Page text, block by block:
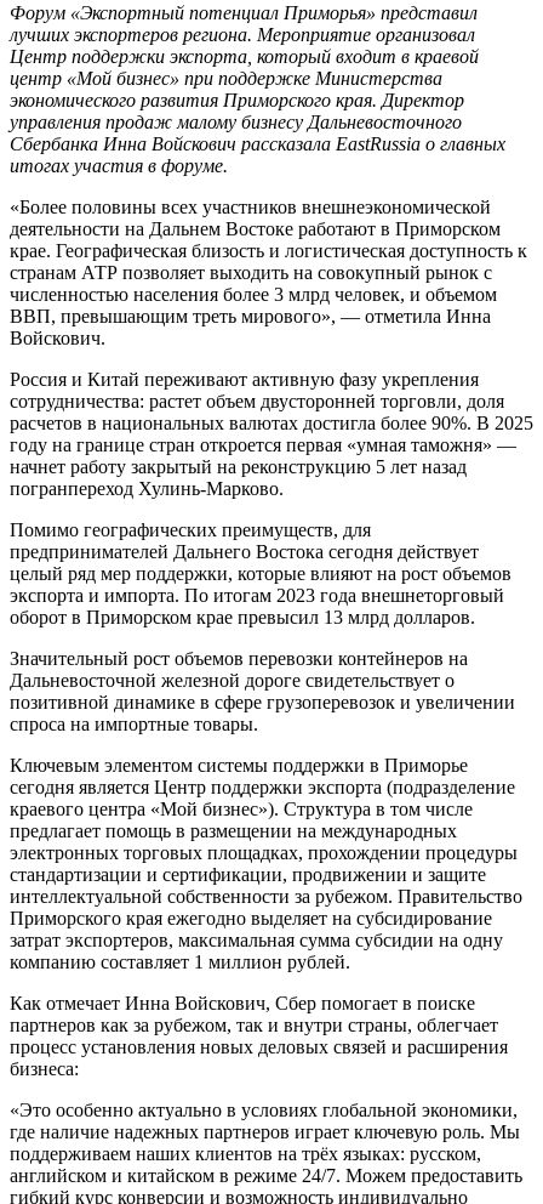
Форум «Экспортный потенциал Приморья» представил
лучших экспортеров региона. Мероприятие организовал
Центр поддержки экспорта, который входит в краевой
центр «Мой бизнес» при поддержке Министерства
экономического развития Приморского края. Директор
управления продаж малому бизнесу Дальневосточного
Сбербанка Инна Войскович рассказала EastRussia о главных
итогах участия в форуме.
«Более половины всех участников внешнеэкономической
деятельности на Дальнем Востоке работают в Приморском
крае. Географическая близость и логистическая доступность к
странам АТР позволяет выходить на совокупный рынок с
численностью населения более 3 млрд человек, и объемом
ВВП, превышающим треть мирового», — отметила Инна
Войскович.
Россия и Китай переживают активную фазу укрепления
сотрудничества: растет объем двусторонней торговли, доля
расчетов в национальных валютах достигла более 90%. В 2025
году на границе стран откроется первая «умная таможня» —
начнет работу закрытый на реконструкцию 5 лет назад
погранпереход Хулинь-Марково.
Помимо географических преимуществ, для
предпринимателей Дальнего Востока сегодня действует
целый ряд мер поддержки, которые влияют на рост объемов
экспорта и импорта. По итогам 2023 года внешнеторговый
оборот в Приморском крае превысил 13 млрд долларов.
Значительный рост объемов перевозки контейнеров на
Дальневосточной железной дороге свидетельствует о
позитивной динамике в сфере грузоперевозок и увеличении
спроса на импортные товары.
Ключевым элементом системы поддержки в Приморье
сегодня является Центр поддержки экспорта (подразделение
краевого центра «Мой бизнес»). Структура в том числе
предлагает помощь в размещении на международных
электронных торговых площадках, прохождении процедуры
стандартизации и сертификации, продвижении и защите
интеллектуальной собственности за рубежом. Правительство
Приморского края ежегодно выделяет на субсидирование
затрат экспортеров, максимальная сумма субсидии на одну
компанию составляет 1 миллион рублей.
Как отмечает Инна Войскович, Сбер помогает в поиске
партнеров как за рубежом, так и внутри страны, облегчает
процесс установления новых деловых связей и расширения
бизнеса:
«Это особенно актуально в условиях глобальной экономики,
где наличие надежных партнеров играет ключевую роль. Мы
поддерживаем наших клиентов на трёх языках: русском,
английском и китайском в режиме 24/7. Можем предоставить
гибкий курс конверсии и возможность индивидуально